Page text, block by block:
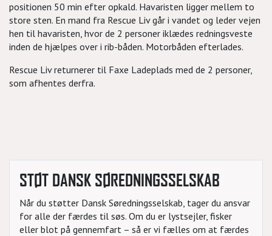
positionen 50 min efter opkald. Havaristen ligger mellem to
store sten. En mand fra Rescue Liv går i vandet og leder vejen
hen til havaristen, hvor de 2 personer iklædes redningsveste
inden de hjælpes over i rib-båden. Motorbåden efterlades.
Rescue Liv returnerer til Faxe Ladeplads med de 2 personer,
som afhentes derfra.
STØT DANSK SØREDNINGSSELSKAB
Når du støtter Dansk Søredningsselskab, tager du ansvar
for alle der færdes til søs. Om du er lystsejler, fisker
eller blot på gennemfart – så er vi fælles om at færdes